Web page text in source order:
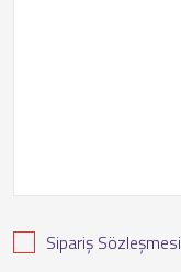
Sipariş Sözleşmesi